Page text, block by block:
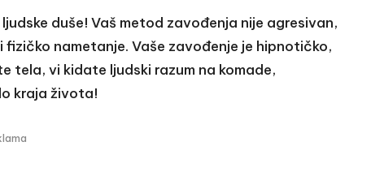
duše! Vaš metod zavođenja nije agresivan,
nametanje. Vaše zavođenje je hipnotičko,
tela, vi kidate ljudski razum na komade,
kraja života!